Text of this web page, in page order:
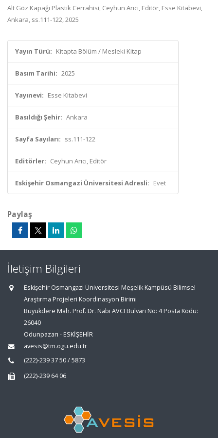
Alt Göz Kapağı Plastik Cerrahisi, Ceyhun Arıcı, Editör, Esse Kitabevi,
Ankara, ss.111-122, 2025
Yayın Türü: Kitapta Bölüm / Mesleki Kitap
Basım Tarihi: 2025
Yayınevi: Esse Kitabevi
Basıldığı Şehir: Ankara
Sayfa Sayıları: ss.111-122
Editörler: Ceyhun Arıcı, Editör
Eskişehir Osmangazi Üniversitesi Adresli: Evet
Paylaş
İletişim Bilgileri
Eskişehir Osmangazi Üniversitesi Meşelik Kampüsü Bilimsel
Araştırma Projeleri Koordinasyon Birimi
Büyükdere Mah. Prof. Dr. Nabi AVCI Bulvarı No: 4 Posta Kodu:
26040
Odunpazarı - ESKİŞEHİR
avesis@tm.ogu.edu.tr
(222)-239 37 50 / 5873
(222)-239 64 06